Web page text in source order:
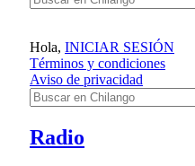
Hola, INICIAR SESIÓN
Términos y condiciones
Aviso de privacidad
Radio